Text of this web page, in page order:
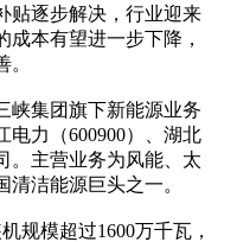
贴逐步解决，行业迎来
本有望进一步下降，
集团旗下新能源业务
电力（600900）、湖北
。主营业务为风能、太
洁能源巨头之一。
模超过1600万千瓦，